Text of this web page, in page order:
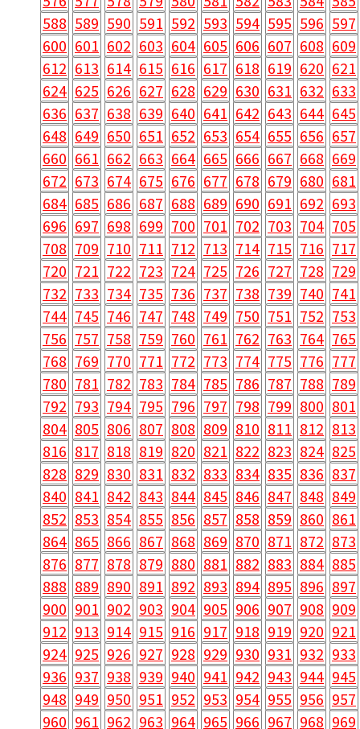
588 589 590 591 592 593 594 595 596 597
600 601 602 603 604 605 606 607 608 609
612 613 614 615 616 617 618 619 620 621
624 625 626 627 628 629 630 631 632 633
636 637 638 639 640 641 642 643 644 645
648 649 650 651 652 653 654 655 656 657
660 661 662 663 664 665 666 667 668 669
672 673 674 675 676 677 678 679 680 681
684 685 686 687 688 689 690 691 692 693
696 697 698 699 700 701 702 703 704 705
708 709 710 711 712 713 714 715 716 717
720 721 722 723 724 725 726 727 728 729
732 733 734 735 736 737 738 739 740 741
744 745 746 747 748 749 750 751 752 753
756 757 758 759 760 761 762 763 764 765
768 769 770 771 772 773 774 775 776 777
780 781 782 783 784 785 786 787 788 789
792 793 794 795 796 797 798 799 800 801
804 805 806 807 808 809 810 811 812 813
816 817 818 819 820 821 822 823 824 825
828 829 830 831 832 833 834 835 836 837
840 841 842 843 844 845 846 847 848 849
852 853 854 855 856 857 858 859 860 861
864 865 866 867 868 869 870 871 872 873
876 877 878 879 880 881 882 883 884 885
888 889 890 891 892 893 894 895 896 897
900 901 902 903 904 905 906 907 908 909
912 913 914 915 916 917 918 919 920 921
924 925 926 927 928 929 930 931 932 933
936 937 938 939 940 941 942 943 944 945
948 949 950 951 952 953 954 955 956 957
960 961 962 963 964 965 966 967 968 969